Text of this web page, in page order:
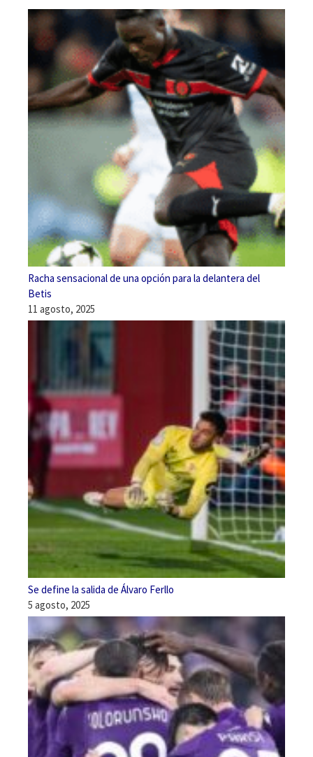
Racha sensacional de una opción para la delantera del
Betis
11 agosto, 2025
Se define la salida de Álvaro Ferllo
5 agosto, 2025